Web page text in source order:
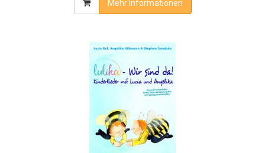
Mehr Informationen